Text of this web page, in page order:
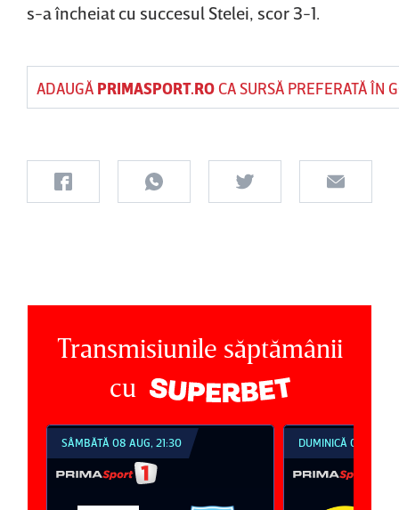
s-a încheiat cu succesul Stelei, scor 3-1.
ADAUGĂ PRIMASPORT.ROCA SURSĂ PREFERATĂ ÎN
Transmisiunile săptămânii
cu
DUMINICĂ 09 AUG, 18:30 DUMINICĂ 09 AUG,